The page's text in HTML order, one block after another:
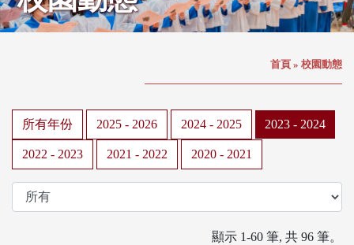
首頁 » 校園動態
所有年份 2025 - 2026 2024 - 2025 2023 - 2024
2022 - 2023 2021 - 2022 2020 - 2021
顯示 1-60 筆, 共 96 筆。